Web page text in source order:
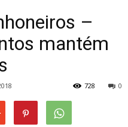
–
mantém
0
728